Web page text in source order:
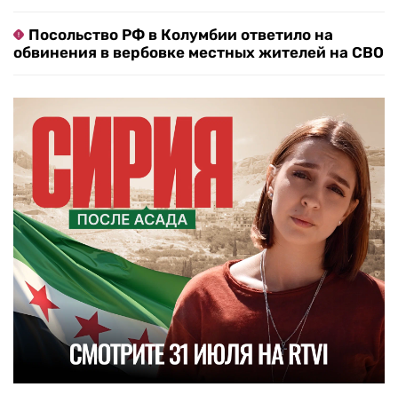
Посольство РФ в Колумбии ответило на
обвинения в вербовке местных жителей на СВО